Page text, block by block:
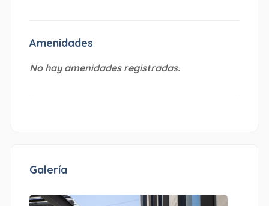
Amenidades
No hay amenidades registradas.
Galería